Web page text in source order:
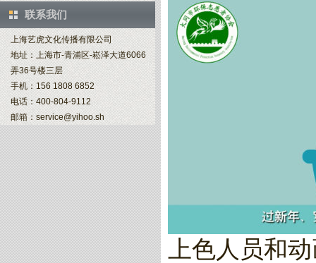
联系我们
上海艺虎文化传播有限公司
地址：上海市-青浦区-崧泽大道6066
弄36号楼三层
手机：156 1808 6852
电话：400-804-9112
邮箱：service@yihoo.sh
上色人员和